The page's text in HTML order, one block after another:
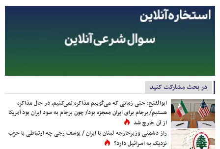
در بحث مشارکت کنید
ابوالفتح: حتی زمانی که می‌گوییم مذاکره نمی‌کنیم، در حال مذاکره
هستیم/ برجام برای ایران معجزه بود/ چون برجام به سود ایران بود آمریکا
از آن خارج شد
راز دشمنی وزیرخارجه لبنان با ایران / یوسف رجی چه ارتباطی با حزب
نزدیک به اسرائیل دارد؟